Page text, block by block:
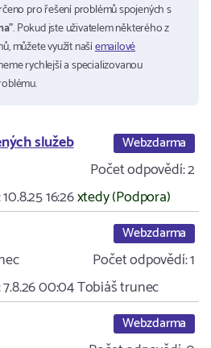
pro řešení problémů spojených s
. Pokud jste uživatelem některého z
můžete využít našíemailové
rychlejší a specializovanou
služeb Webzdarma
Počet odpovědí:2
10.8.25 16:26xtedy (Podpora)
Webzdarma
Počet odpovědí:1
7.8.26 00:04Tobiáš trunec
Webzdarma